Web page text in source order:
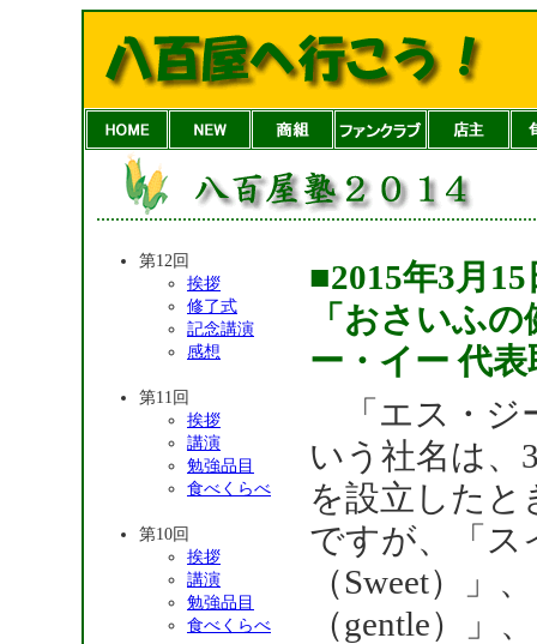
第12回
挨拶
修了式
記念講演
感想
第11回
挨拶
講演
勉強品目
食べくらべ
第10回
挨拶
講演
勉強品目
食べくらべ
■2015年3月
「おさいふ
ー・イー 代
「エス・ジ
いう社名は、
を設立した
ですが、「ス
（Sweet）」
（gentle）」